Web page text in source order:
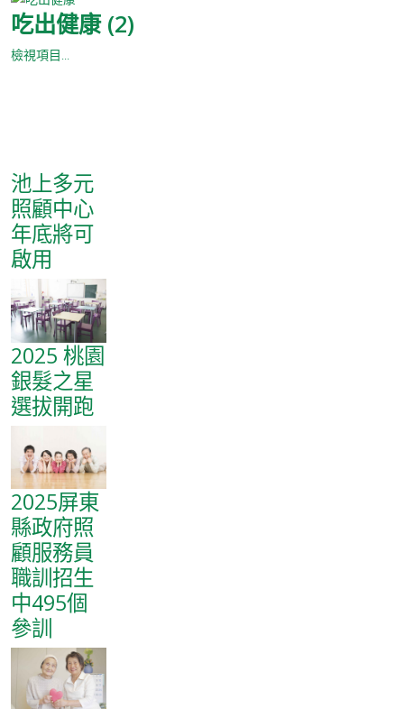
吃出健康 (2)
檢視項目...
池上多元
照顧中心
年底將可
啟用
2025 桃園
銀髮之星
選拔開跑
2025屏東
縣政府照
顧服務員
職訓招生
中495個
參訓